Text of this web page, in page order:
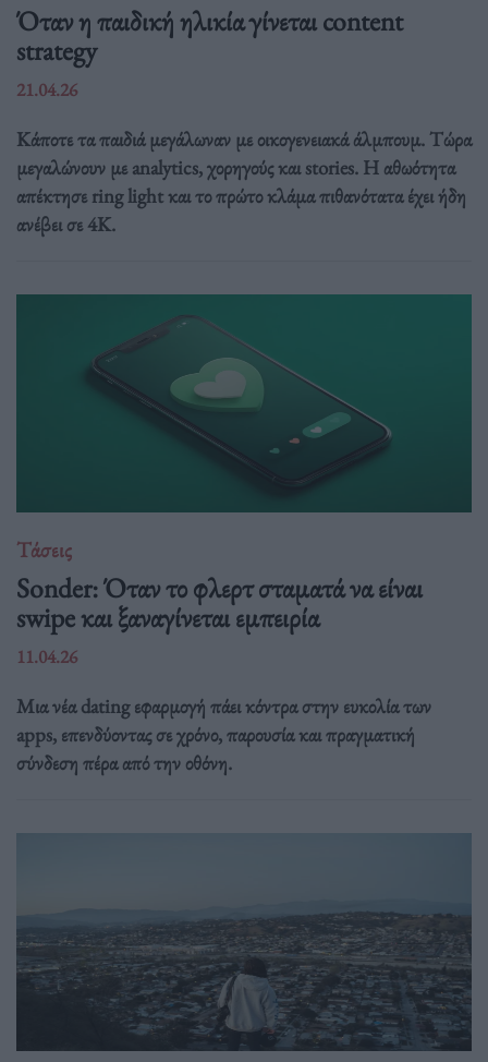
Όταν η παιδική ηλικία γίνεται content
strategy
21.04.26
Κάποτε τα παιδιά μεγάλωναν με οικογενειακά άλμπουμ. Τώρα
μεγαλώνουν με analytics, χορηγούς και stories. Η αθωότητα
απέκτησε ring light και το πρώτο κλάμα πιθανότατα έχει ήδη
ανέβει σε 4K.
Τάσεις
Sonder: Όταν το φλερτ σταματά να είναι
swipe και ξαναγίνεται εμπειρία
11.04.26
Μια νέα dating εφαρμογή πάει κόντρα στην ευκολία των
apps, επενδύοντας σε χρόνο, παρουσία και πραγματική
σύνδεση πέρα από την οθόνη.